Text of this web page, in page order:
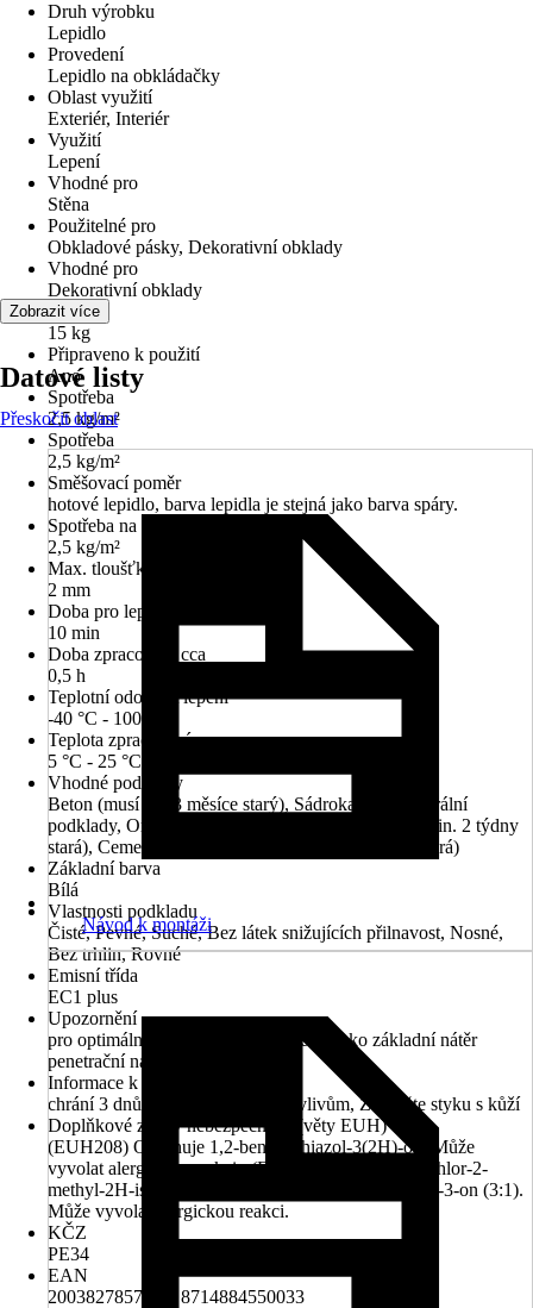
Druh výrobku
Lepidlo
Provedení
Lepidlo na obkládačky
Oblast využití
Exteriér, Interiér
Využití
Lepení
Vhodné pro
Stěna
Použitelné pro
Obkladové pásky, Dekorativní obklady
Vhodné pro
Dekorativní obklady
Obsah
15 kg
Připraveno k použití
Ano
Spotřeba
2,5 kg/m²
Spotřeba
2,5 kg/m²
Směšovací poměr
hotové lepidlo, barva lepidla je stejná jako barva spáry.
Spotřeba na mm tloušťky vrstvy
2,5 kg/m²
Max. tloušťka vrstvy
2 mm
Doba pro lepení
10 min
Doba zpracování cca
0,5 h
Teplotní odolnost lepení
-40 °C - 100 °C
Teplota zpracování
5 °C - 25 °C
Vhodné podklady
Beton (musí být 3 měsíce starý), Sádrokarton, Minerální
podklady, Organické podklady, Omítka (musí být min. 2 týdny
stará), Cementová omítka (musí být min. 2 týdny stará)
Základní barva
Bílá
Vlastnosti podkladu
Čisté, Pevné, Suché, Bez látek snižujících přilnavost, Nosné,
Bez trhlin, Rovné
Emisní třída
EC1 plus
Upozornění
pro optimální výsledek doporučujeme jako základní nátěr
penetrační nátěr Elabrick
Informace k časovým údajům
chrání 3 dnů proti povětrnostním vlivům, Zabraňte styku s kůží
Doplňkové znaky nebezpečnosti (věty EUH)
(EUH208) Obsahuje 1,2-benzisothiazol-3(2H)-on. Může
vyvolat alergickou reakci., (EUH208) Obsahuje 5-chlor-2-
methyl-2H-isothiazol-3-on a 2-methyl-2H-isothiazol-3-on (3:1).
Může vyvolat alergickou reakci.
KČZ
PE34
EAN
2003827857008, 8714884550033
Zobrazit více
Datové listy
Přeskočit oblast
Návod k montáži